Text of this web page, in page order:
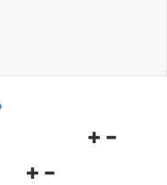
Navigationsmenü